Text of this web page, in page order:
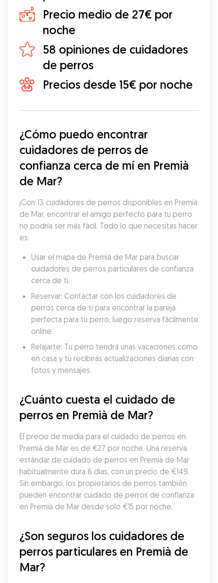
Precio medio de 27€ por
noche
58 opiniones de cuidadores
de perros
Precios desde 15€ por noche
¿Cómo puedo encontrar
cuidadores de perros de
confianza cerca de mí en Premià
de Mar?
¡Con 13 cuidadores de perros disponibles en Premià
de Mar, encontrar el amigo perfecto para tu perro
no podría ser más fácil. Todo lo que necesitas hacer
es:
Usar el mapa de Premià de Mar para buscar
cuidadores de perros particulares de confianza
cerca de ti.
Reservar: Contactar con los cuidadores de
perros cerca de ti para encontrar la pareja
perfecta para tu perro, luego reserva fácilmente
online.
Relajarte: Tu perro tendrá unas vacaciones como
en casa y tú recibirás actualizaciones diarias con
fotos y mensajes.
¿Cuánto cuesta el cuidado de
perros en Premià de Mar?
El precio de media para el cuidado de perros en
Premià de Mar es de €27 por noche. Una reserva
estándar de cuidado de perros en Premià de Mar
habitualmente dura 6 días, con un precio de €149.
Sin embargo, los propietarios de perros también
pueden encontrar cuidado de perros de confianza
en Premià de Mar desde solo €15 por noche.
¿Son seguros los cuidadores de
perros particulares en Premià de
Mar?